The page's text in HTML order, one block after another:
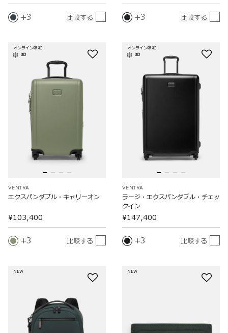
3 比較する 3 比較する
オンライン限定
3D
VENTRA
エクスパンダブル・キャリーオン
¥103,400
3 比較する
オンライン限定
3D
VENTRA
ラージ・エクスパンダブル・チェッ
クイン
¥147,400
3 比較する
NEW NEW